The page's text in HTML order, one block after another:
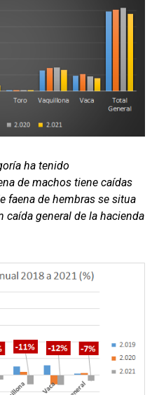
ha tenido
de machos tiene caídas
faena de hembras se situa
caída general de la hacienda